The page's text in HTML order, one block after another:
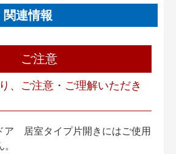
関連情報
ご注意
、ご注意・ご理解いただき
ア 居室タイプ片開きにはご使用